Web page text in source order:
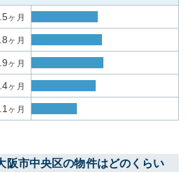
ヶ月
ヶ月
ヶ月
ヶ月
ヶ月
阪市中央区の物件はどのくらい